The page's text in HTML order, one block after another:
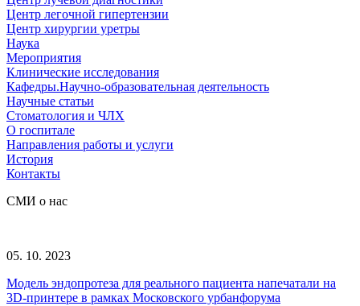
Центр легочной гипертензии
Центр хирургии уретры
Наука
Мероприятия
Клинические исследования
Кафедры.Научно-образовательная деятельность
Научные статьи
Стоматология и ЧЛХ
О госпитале
Направления работы и услуги
История
Контакты
СМИ о нас
05. 10. 2023
Модель эндопротеза для реального пациента напечатали на
3D-принтере в рамках Московского урбанфорума